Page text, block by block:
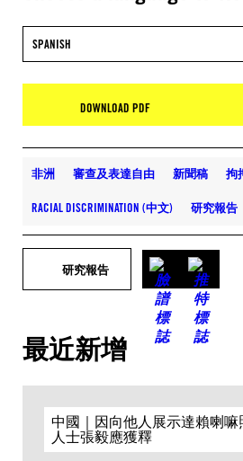
SPANISH
DOWNLOAD PDF
非洲 審查及表達自由 新聞稿 拘
RACIAL DISCRIMINATION (中文) 研究報告
研究報告
最近新增
中國｜因向他人展示達賴喇嘛
人士張毅應獲釋